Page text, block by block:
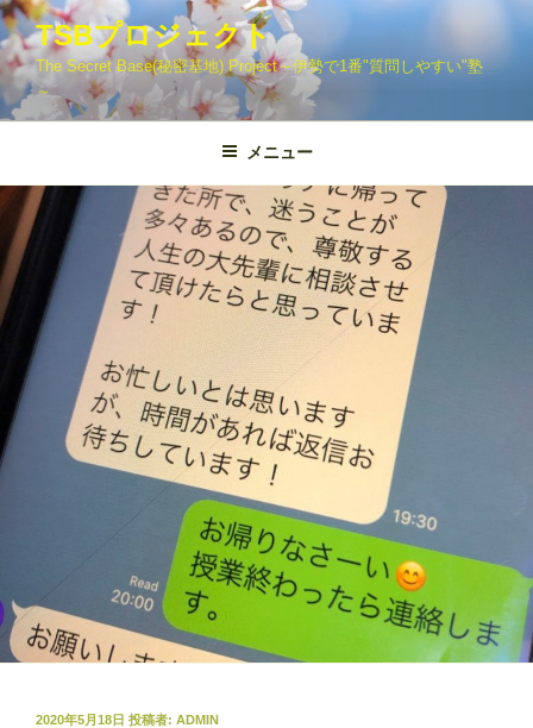
コ
ン
テ
ン
ツ
ス
キ
ッ
プ
TSBプロジェクト
The Secret Base(秘密基地) Project～伊勢で1番"質問しやすい"塾
～
メニュー
投
2020年5月18日 投稿者: ADMIN